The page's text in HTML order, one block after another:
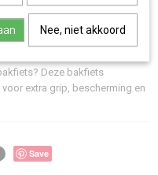
gaatje voor en draai de
Deze bakfiets
extra grip, bescherming en
Save
Nee, niet akkoord